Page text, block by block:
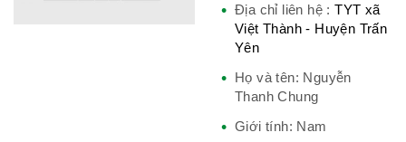
Địa chỉ liên hệ :TYT xã
Việt Thành - Huyện Trấn
Yên
Họ và tên: Nguyễn
Thanh Chung
Giới tính: Nam
Cục quản lý y dược cổ truyền -